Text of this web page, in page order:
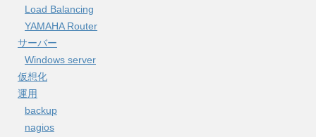
Load Balancing
YAMAHA Router
サーバー
Windows server
仮想化
運用
backup
nagios